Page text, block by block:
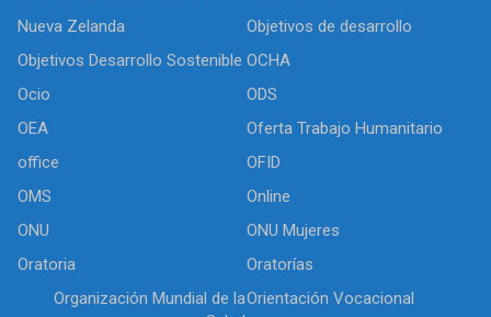
Nueva Zelanda
Objetivos de desarrollo
Objetivos Desarrollo Sostenible OCHA
Ocio
ODS
OEA
Oferta Trabajo Humanitario
office
OFID
OMS
Online
ONU
ONU Mujeres
Oratoria
Oratorías
Organización Mundial de laOrientación Vocacional